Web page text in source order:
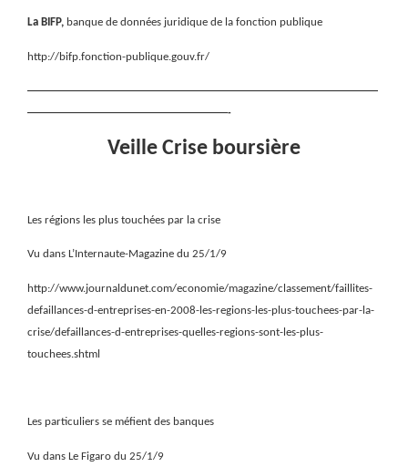
La BIFP, banque de données juridique de la fonction publique
http://bifp.fonction-publique.gouv.fr/
———————————————————————————————————
————————————————————-
Veille Crise boursière
Les régions les plus touchées par la crise
Vu dans L’Internaute-Magazine du 25/1/9
http://www.journaldunet.com/economie/magazine/classement/faillites-
defaillances-d-entreprises-en-2008-les-regions-les-plus-touchees-par-la-
crise/defaillances-d-entreprises-quelles-regions-sont-les-plus-
touchees.shtml
Les particuliers se méfient des banques
Vu dans Le Figaro du 25/1/9